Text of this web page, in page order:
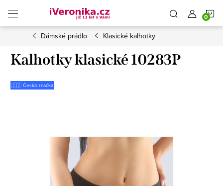
obsah
Dámské prádlo Klasické kalhotky
Kalhotky klasické 10283P
🇨🇿 Česká značka